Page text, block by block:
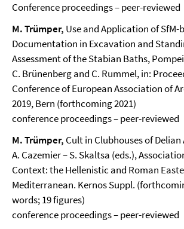
Conference proceedings – peer-reviewed
M. Trümper, Use and Application of SfM-
Documentation in Excavation and
Assessment of the Stabian Baths,
C. Brünenberg and C. Rummel, in:
Conference of European Association of
2019, Bern (forthcoming 2021)
conference proceedings – peer-reviewed
M. Trümper, Cult in Clubhouses of
A. Cazemier – S. Skaltsa (eds.),
Context: the Hellenistic and Roman
Mediterranean. Kernos Suppl.
words; 19 figures)
conference proceedings – peer-reviewed